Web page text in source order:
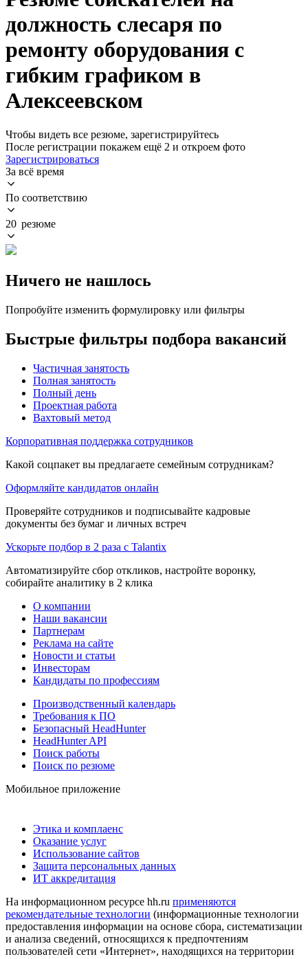
должность слесаря по
ремонту оборудования с
гибким графиком в
Алексеевском
Чтобы видеть все резюме, зарегистрируйтесь
После регистрации покажем ещё 2 и откроем фото
Зарегистрироваться
За всё время
По соответствию
20 резюме
Ничего не нашлось
Попробуйте изменить формулировку или фильтры
Быстрые фильтры подбора вакансий
Частичная занятость
Полная занятость
Полный день
Проектная работа
Вахтовый метод
Корпоративная поддержка сотрудников
Какой соцпакет вы предлагаете семейным сотрудникам?
Оформляйте кандидатов онлайн
Проверяйте сотрудников и подписывайте кадровые
документы без бумаг и личных встреч
Ускорьте подбор в 2 раза с Talantix
Автоматизируйте сбор откликов, настройте воронку,
собирайте аналитику в 2 клика
О компании
Наши вакансии
Партнерам
Реклама на сайте
Новости и статьи
Инвесторам
Кандидаты по профессиям
Производственный календарь
Требования к ПО
Безопасный HeadHunter
HeadHunter API
Поиск работы
Поиск по резюме
Мобильное приложение
Этика и комплаенс
Оказание услуг
Использование сайтов
Защита персональных данных
ИТ аккредитация
На информационном ресурсе hh.ru применяются
рекомендательные технологии (информационные технологии
предоставления информации на основе сбора, систематизации
и анализа сведений, относящихся к предпочтениям
пользователей сети «Интернет», находящихся на территории